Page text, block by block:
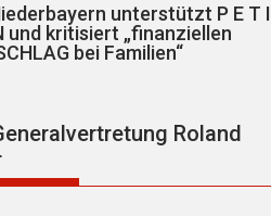
unterstützt P E T I
und kritisiert „finanziellen
bei Familien“
Roland